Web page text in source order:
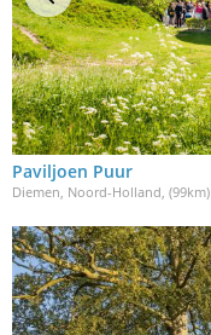
Paviljoen Puur
Diemen, Noord-Holland, (99km)